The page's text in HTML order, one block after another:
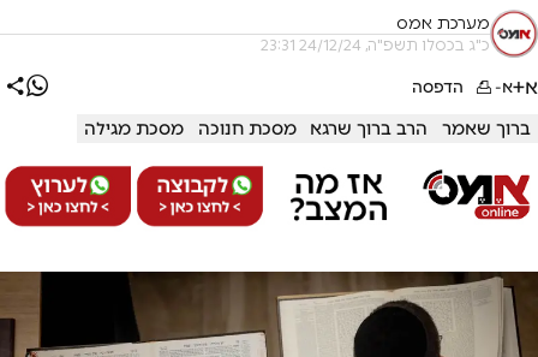
מערכת אמס
כ"ג בכסלו תשפ"ה, 24/12/24 23:31
א+א- הדפסה
ברוך שאמר הרב ברוך שרגא מסכת חנוכה מסכת מגילה